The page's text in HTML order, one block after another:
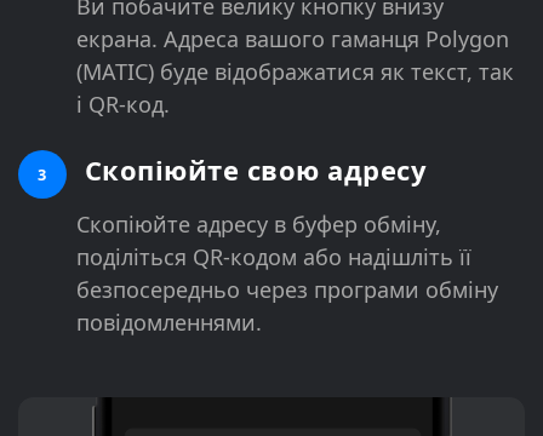
екрана. Адреса вашого гаманця Polygon
(MATIC) буде відображатися як текст, так
і QR-код.
3 Скопіюйте свою адресу
Скопіюйте адресу в буфер обміну,
поділіться QR-кодом або надішліть її
безпосередньо через програми обміну
повідомленнями.